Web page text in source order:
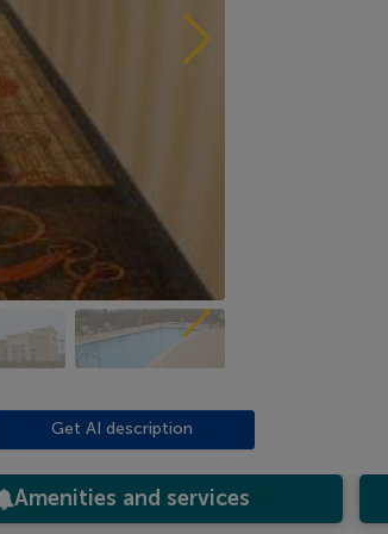
Get AI description
Amenities and services